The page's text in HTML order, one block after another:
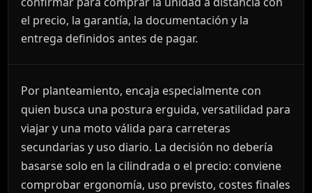
el precio, la garantía, la documentación y la
entrega definidos antes de pagar.
Por planteamiento, encaja especialmente con
quien busca una postura erguida, versatilidad para
viajar y una moto válida para carreteras
secundarias y uso diario. La decisión no debería
basarse solo en la cilindrada o el precio: conviene
comprobar ergonomía, uso previsto, costes finales